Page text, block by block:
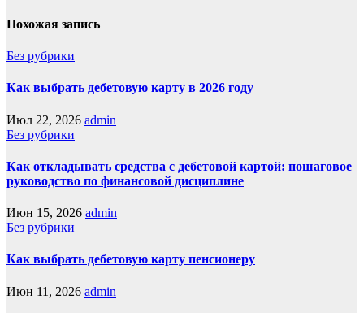
Похожая запись
Без рубрики
Как выбрать дебетовую карту в 2026 году
Июл 22, 2026 admin
Без рубрики
Как откладывать средства с дебетовой картой: пошаговое
руководство по финансовой дисциплине
Июн 15, 2026 admin
Без рубрики
Как выбрать дебетовую карту пенсионеру
Июн 11, 2026 admin